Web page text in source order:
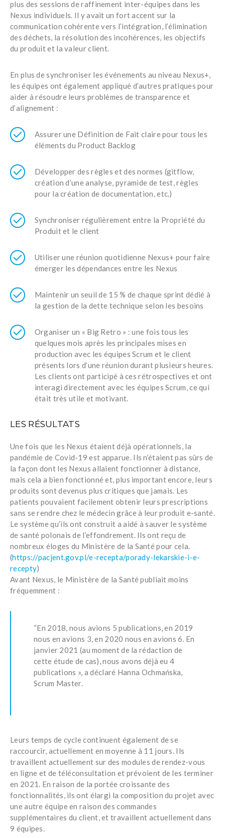
plus des sessions de raffinement inter-équipes dans les
Nexus individuels. Il y avait un fort accent sur la
communication cohérente vers l’intégration, l’élimination
des déchets, la résolution des incohérences, les objectifs
du produit et la valeur client.
En plus de synchroniser les événements au niveau Nexus+,
les équipes ont également appliqué d’autres pratiques pour
aider à résoudre leurs problèmes de transparence et
d’alignement :
Assurer une Définition de Fait claire pour tous les
éléments du Product Backlog
Développer des règles et des normes (gitflow,
création d’une analyse, pyramide de test, règles
pour la création de documentation, etc.)
Synchroniser régulièrement entre la Propriété du
Produit et le client
Utiliser une réunion quotidienne Nexus+ pour faire
émerger les dépendances entre les Nexus
Maintenir un seuil de 15 % de chaque sprint dédié à
la gestion de la dette technique selon les besoins
Organiser un « Big Retro » : une fois tous les
quelques mois après les principales mises en
production avec les équipes Scrum et le client
présents lors d’une réunion durant plusieurs heures.
Les clients ont participé à ces rétrospectives et ont
interagi directement avec les équipes Scrum, ce qui
était très utile et motivant.
LES RÉSULTATS
Une fois que les Nexus étaient déjà opérationnels, la
pandémie de Covid-19 est apparue. Ils n’étaient pas sûrs de
la façon dont les Nexus allaient fonctionner à distance,
mais cela a bien fonctionné et, plus important encore, leurs
produits sont devenus plus critiques que jamais. Les
patients pouvaient facilement obtenir leurs prescriptions
sans se rendre chez le médecin grâce à leur produit e-santé.
Le système qu’ils ont construit a aidé à sauver le système
de santé polonais de l’effondrement. Ils ont reçu de
nombreux éloges du Ministère de la Santé pour cela.
(https://pacjent.gov.pl/e-recepta/porady-lekarskie-i-e-
recepty)
Avant Nexus, le Ministère de la Santé publiait moins
fréquemment :
“En 2018, nous avions 5 publications, en 2019
nous en avions 3, en 2020 nous en avions 6. En
janvier 2021 (au moment de la rédaction de
cette étude de cas), nous avons déjà eu 4
publications », a déclaré Hanna Ochmańska,
Scrum Master.
Leurs temps de cycle continuent également de se
raccourcir, actuellement en moyenne à 11 jours. Ils
travaillent actuellement sur des modules de rendez-vous
en ligne et de téléconsultation et prévoient de les terminer
en 2021. En raison de la portée croissante des
fonctionnalités, ils ont élargi la composition du projet avec
une autre équipe en raison des commandes
supplémentaires du client, et travaillent actuellement dans
9 équipes.